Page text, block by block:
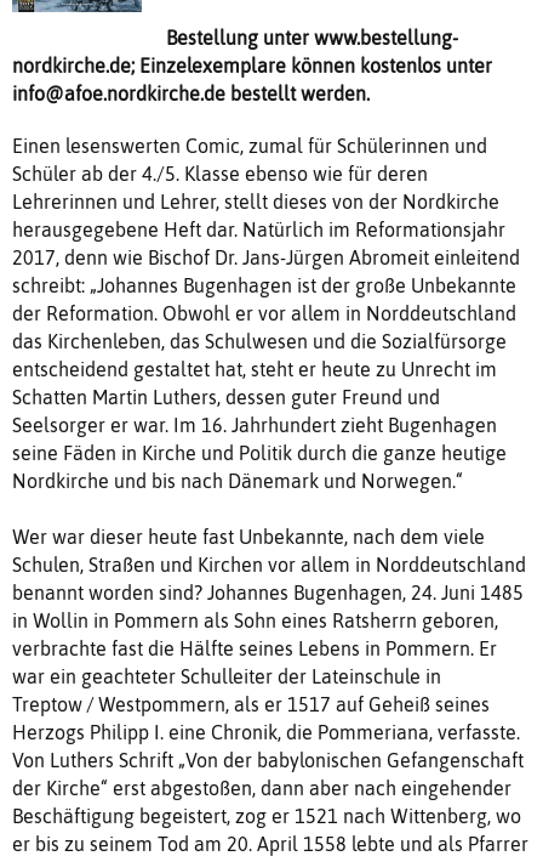
Bestellung unter www.bestellung-
nordkirche.de; Einzelexemplare können kostenlos unter
info@afoe.nordkirche.de bestellt werden.
Einen lesenswerten Comic, zumal für Schülerinnen und
Schüler ab der 4./5. Klasse ebenso wie für deren
Lehrerinnen und Lehrer, stellt dieses von der Nordkirche
herausgegebene Heft dar. Natürlich im Reformationsjahr
2017, denn wie Bischof Dr. Jans-Jürgen Abromeit einleitend
schreibt: „Johannes Bugenhagen ist der große Unbekannte
der Reformation. Obwohl er vor allem in Norddeutschland
das Kirchenleben, das Schulwesen und die Sozialfürsorge
entscheidend gestaltet hat, steht er heute zu Unrecht im
Schatten Martin Luthers, dessen guter Freund und
Seelsorger er war. Im 16. Jahrhundert zieht Bugenhagen
seine Fäden in Kirche und Politik durch die ganze heutige
Nordkirche und bis nach Dänemark und Norwegen.“
Wer war dieser heute fast Unbekannte, nach dem viele
Schulen, Straßen und Kirchen vor allem in Norddeutschland
benannt worden sind? Johannes Bugenhagen, 24. Juni 1485
in Wollin in Pommern als Sohn eines Ratsherrn geboren,
verbrachte fast die Hälfte seines Lebens in Pommern. Er
war ein geachteter Schulleiter der Lateinschule in
Treptow / Westpommern, als er 1517 auf Geheiß seines
Herzogs Philipp I. eine Chronik, die Pommeriana, verfasste.
Von Luthers Schrift „Von der babylonischen Gefangenschaft
der Kirche“ erst abgestoßen, dann aber nach eingehender
Beschäftigung begeistert, zog er 1521 nach Wittenberg, wo
er bis zu seinem Tod am 20. April 1558 lebte und als Pfarrer